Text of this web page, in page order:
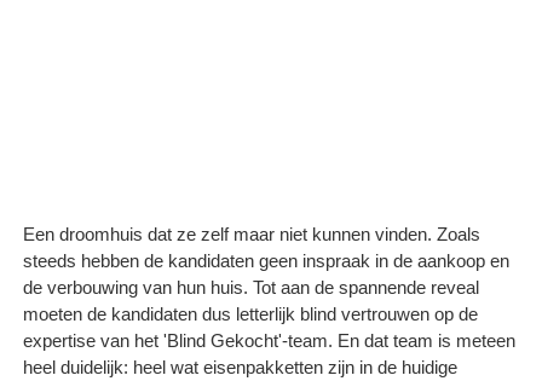
Een droomhuis dat ze zelf maar niet kunnen vinden. Zoals
steeds hebben de kandidaten geen inspraak in de aankoop en
de verbouwing van hun huis. Tot aan de spannende reveal
moeten de kandidaten dus letterlijk blind vertrouwen op de
expertise van het 'Blind Gekocht'-team. En dat team is meteen
heel duidelijk: heel wat eisenpakketten zijn in de huidige